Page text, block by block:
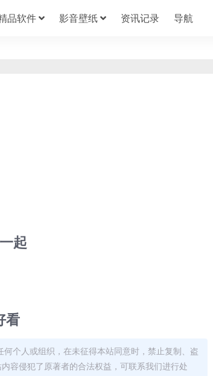
品软件 影音壁纸 资讯记录 导航
起
看
个人或组织，在未征得本站同意时，禁止复制、盗
容侵犯了原著者的合法权益，可联系我们进行处